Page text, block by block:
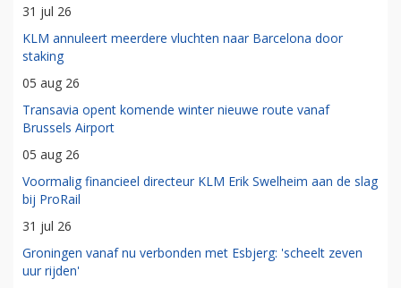
31 jul 26
KLM annuleert meerdere vluchten naar Barcelona door
staking
05 aug 26
Transavia opent komende winter nieuwe route vanaf
Brussels Airport
05 aug 26
Voormalig financieel directeur KLM Erik Swelheim aan de slag
bij ProRail
31 jul 26
Groningen vanaf nu verbonden met Esbjerg: 'scheelt zeven
uur rijden'